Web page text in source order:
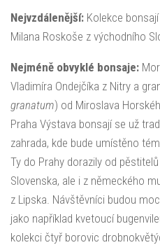
Nejvzdálenější: Kolekce
Milana Roskoše z východního
Nejméně obvyklé bonsaje:
Vladimíra Ondejčíka z Nitry a
granatum) od Miroslava
Praha Výstava bonsají se už
zahrada, kde bude umístěno
Ty do Prahy dorazily od
Slovenska, ale i z německého
z Lipska. Návštěvníci budou
jako například kvetoucí
kolekci čtyř borovic